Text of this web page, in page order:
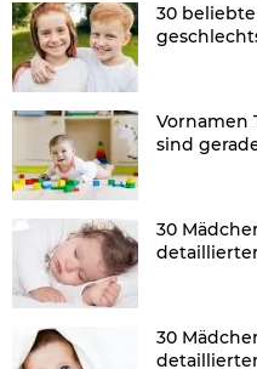
30
Vornamen
sind
30
30